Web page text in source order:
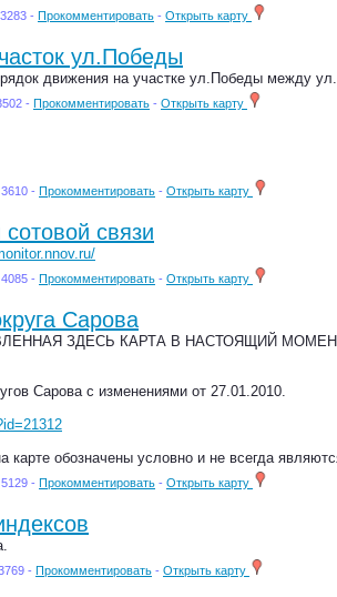
- Прокомментировать - Открыть карту
ул.Победы
движения на участке ул.Победы между
- Прокомментировать - Открыть карту
- Прокомментировать - Открыть карту
связи
- Прокомментировать - Открыть карту
Сарова
ЗДЕСЬ КАРТА В НАСТОЯЩИЙ
Сарова с изменениями от 27.01.2010.
карте обозначены условно и не всегда
- Прокомментировать - Открыть карту
- Прокомментировать - Открыть карту